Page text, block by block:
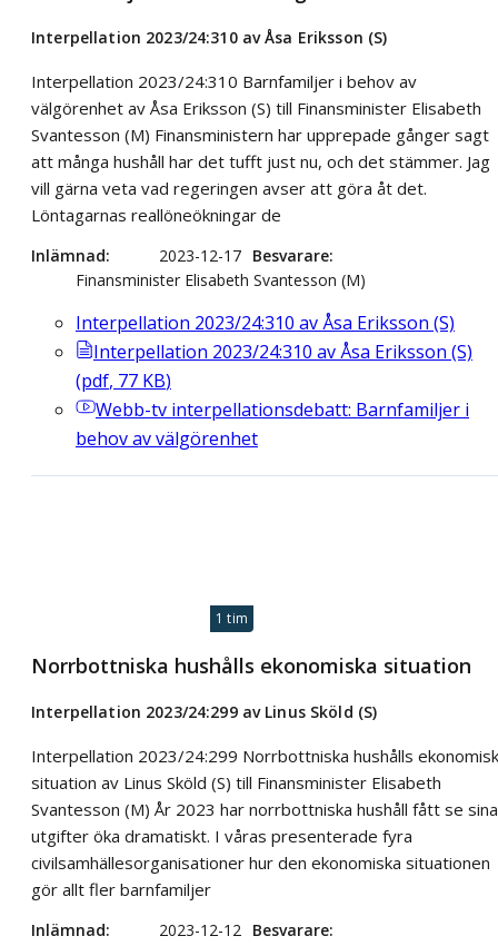
Interpellation 2023/24:310 av Åsa Eriksson (S)
Interpellation 2023/24:310 Barnfamiljer i behov av
välgörenhet av Åsa Eriksson (S) till Finansminister Elisabeth
Svantesson (M) Finansministern har upprepade gånger sagt
att många hushåll har det tufft just nu, och det stämmer. Jag
vill gärna veta vad regeringen avser att göra åt det.
Löntagarnas reallöneökningar de
Inlämnad 2023-12-17 Besvarare
Finansminister Elisabeth Svantesson (M)
Interpellation 2023/24:310 av Åsa Eriksson (S)
Interpellation 2023/24:310 av Åsa Eriksson (S)
(pdf, 77 KB)
Webb-tv interpellationsdebatt: Barnfamiljer i
behov av välgörenhet
1 tim
Norrbottniska hushålls ekonomiska situation
Interpellation 2023/24:299 av Linus Sköld (S)
Interpellation 2023/24:299 Norrbottniska hushålls
situation av Linus Sköld (S) till Finansminister Elisabeth
Svantesson (M) År 2023 har norrbottniska hushåll fått se sina
utgifter öka dramatiskt. I våras presenterade fyra
civilsamhällesorganisationer hur den ekonomiska situationen
gör allt fler barnfamiljer
Inlämnad 2023-12-12 Besvarare